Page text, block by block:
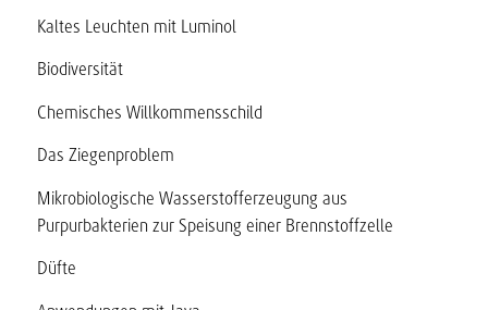
Kaltes Leuchten mit Luminol
Biodiversität
Chemisches Willkommensschild
Das Ziegenproblem
Mikrobiologische Wasserstofferzeugung aus
Purpurbakterien zur Speisung einer Brennstoffzelle
Düfte